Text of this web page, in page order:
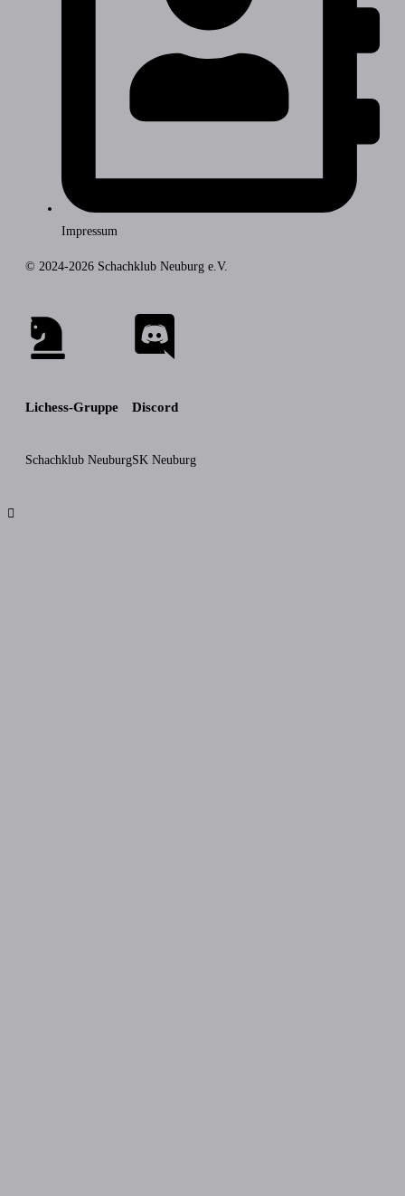
Impressum
© 2024-2026 Schachklub Neuburg e.V.
Lichess-Gruppe
Schachklub Neuburg
Discord
SK Neuburg